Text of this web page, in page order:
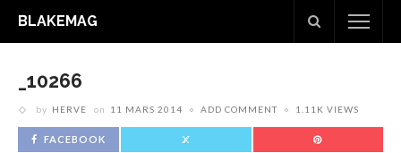
BLAKEMAG
_10266
by HERVE on 11 MARS 2014 ADD COMMENT 1.11K VIEWS
FACEBOOK